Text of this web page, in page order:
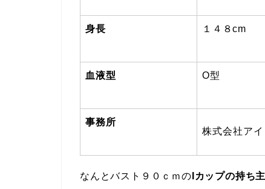
身長 １４８cm
血液型 O型
事務所
株式会社ア
なんとバスト９０ｃｍの Iカップの持ち主